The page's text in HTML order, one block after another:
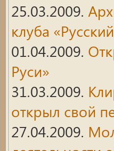
25.03.2009.
клуба
01.04.2009.
Руси»
31.03.2009.
открыл свой
27.04.2009.